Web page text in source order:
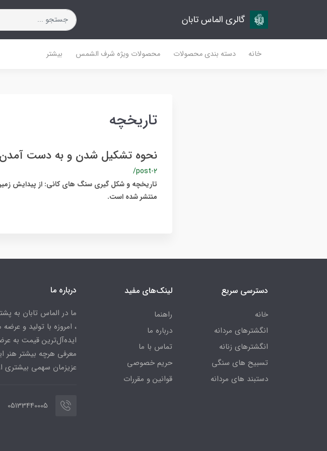
گالری الماس تابان
خانه دسته بندی محصولات محصولات ویژه شرف الشمس بیشتر
تاریخچه
نحوه تشکیل شدن و به دست
/post-2
تاریخچه و شکل گیری سنگ های کانی: از پیدایش
منتشر شده است.
دسترسی سریع
خانه
انگشترهای مردانه
انگشترهای زنانه
تسبیح های سنگی
دستبند های مردانه
لینک‌های مفید
راهنما
درباره ما
تماس با ما
حریم خصوصی
قوانین و مقررات
درباره ما
ما در الماس تابان به
، امروزه با تولید و
ایده‌آل‌ترین قیمت به
معرفی هرچه بیشتر هنر
عزیزمان سهمی بیشتری
05133440005